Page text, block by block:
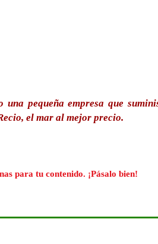
pequeña empresa que
el mar al mejor precio.
para tu contenido. ¡Pásalo bien!